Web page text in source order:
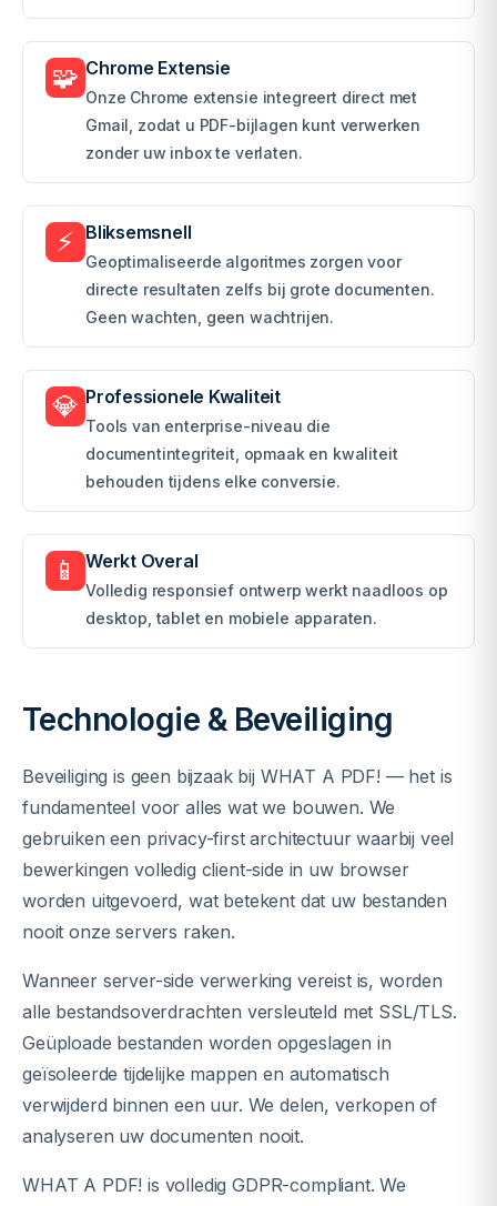
🧩 Chrome Extensie
Onze Chrome extensie integreert direct met
Gmail, zodat u PDF-bijlagen kunt verwerken
zonder uw inbox te verlaten.
⚡ Bliksemsnell
Geoptimaliseerde algoritmes zorgen voor
directe resultaten zelfs bij grote documenten.
Geen wachten, geen wachtrijen.
💎 Professionele Kwaliteit
Tools van enterprise-niveau die
documentintegriteit, opmaak en kwaliteit
behouden tijdens elke conversie.
📱 Werkt Overal
Volledig responsief ontwerp werkt naadloos op
desktop, tablet en mobiele apparaten.
Technologie & Beveiliging
Beveiliging is geen bijzaak bij WHAT A PDF! — het is
fundamenteel voor alles wat we bouwen. We
gebruiken een privacy-first architectuur waarbij veel
bewerkingen volledig client-side in uw browser
worden uitgevoerd, wat betekent dat uw bestanden
nooit onze servers raken.
Wanneer server-side verwerking vereist is, worden
alle bestandsoverdrachten versleuteld met SSL/TLS.
Geüploade bestanden worden opgeslagen in
geïsoleerde tijdelijke mappen en automatisch
verwijderd binnen een uur. We delen, verkopen of
analyseren uw documenten nooit.
WHAT A PDF! is volledig GDPR-compliant. We